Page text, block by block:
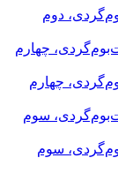
دوم
چهارم
سوم